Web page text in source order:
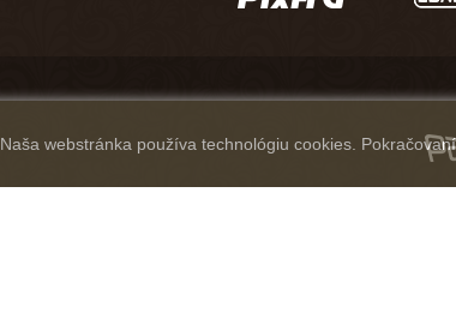
Naša webstránka používa technológiu cookies.